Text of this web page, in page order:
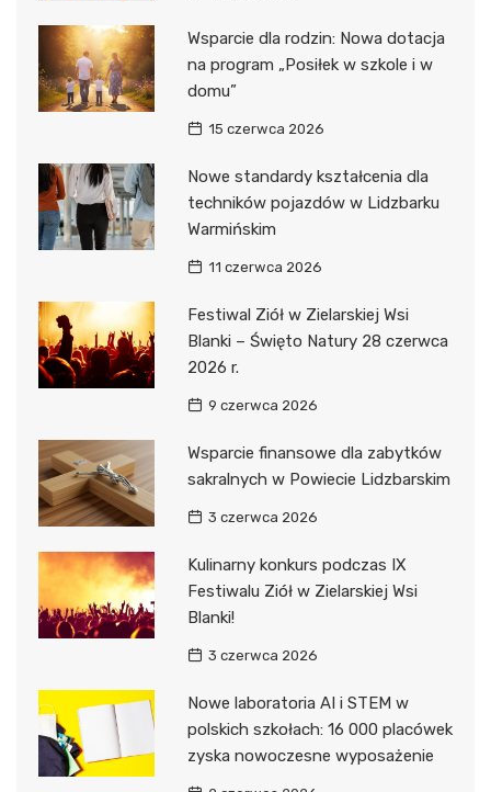
Wsparcie dla rodzin: Nowa dotacja
na program „Posiłek w szkole i w
domu”
15 czerwca 2026
Nowe standardy kształcenia dla
techników pojazdów w Lidzbarku
Warmińskim
11 czerwca 2026
Festiwal Ziół w Zielarskiej Wsi
Blanki – Święto Natury 28 czerwca
2026 r.
9 czerwca 2026
Wsparcie finansowe dla zabytków
sakralnych w Powiecie Lidzbarskim
3 czerwca 2026
Kulinarny konkurs podczas IX
Festiwalu Ziół w Zielarskiej Wsi
Blanki!
3 czerwca 2026
Nowe laboratoria AI i STEM w
polskich szkołach: 16 000 placówek
zyska nowoczesne wyposażenie